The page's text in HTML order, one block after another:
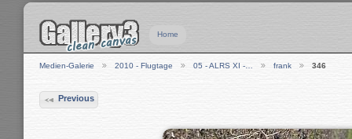
Home
Medien-Galerie 2010 - Flugtage 05 - ALRS XI -… frank 346
Previous